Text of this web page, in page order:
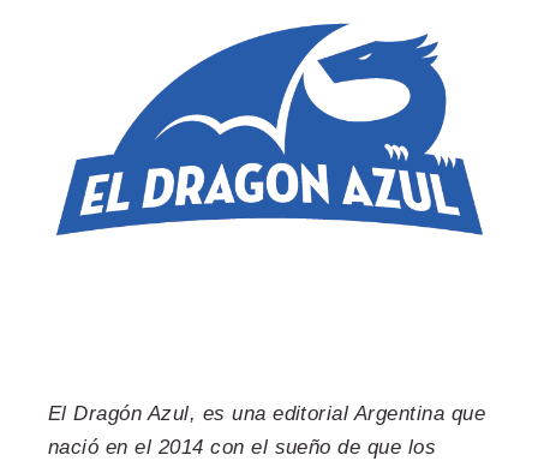
El Dragón Azul, es una editorial Argentina que
nació en el 2014 con el sueño de que los